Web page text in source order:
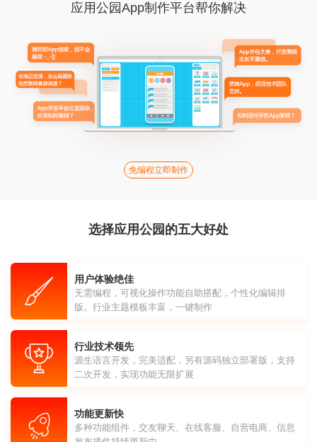
应用公园App制作平台帮你解决
免编程立即制作
选择应用公园的五大好处
用户体验绝佳
无需编程，可视化操作功能自助搭配，个性化编辑排
版。行业主题模板丰富，一键制作
行业技术领先
源生语言开发，完美适配，另有源码独立部署版，支持
二次开发，实现功能无限扩展
功能更新快
多种功能组件，交友聊天、在线客服、自营电商、信息